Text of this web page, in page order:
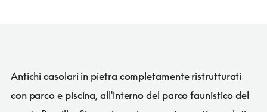
Antichi casolari in pietra completamente ristrutturati
con parco e piscina, all'interno del parco faunistico del